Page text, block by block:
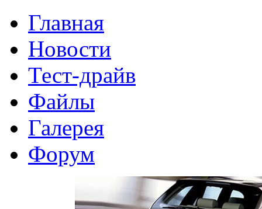
Главная
Новости
Тест-драйв
Файлы
Галерея
Форум